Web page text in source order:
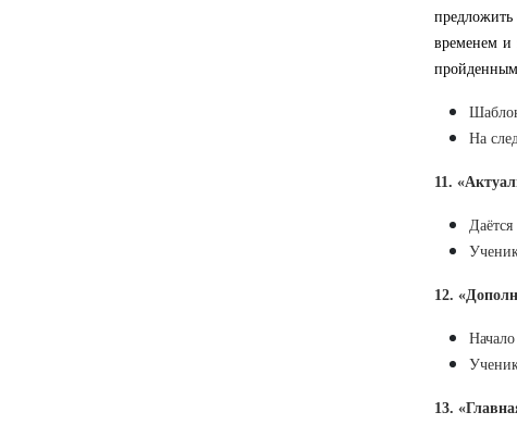
предложить
временем и
На
11.
12.
13.